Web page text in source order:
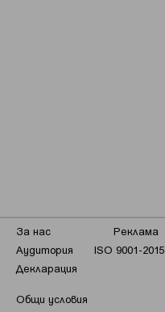
За нас
Реклама
Аудитория
ISO 9001-2015
Декларация
Общи условия